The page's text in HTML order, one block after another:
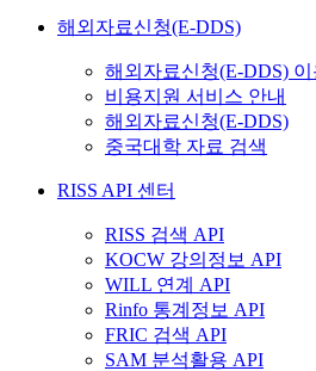
해외자료신청(E-DDS)
해외자료신청(E-DDS) 이
비용지원 서비스 안내
해외자료신청(E-DDS)
중국대학 자료 검색
RISS API 센터
RISS 검색 API
KOCW 강의정보 API
WILL 연계 API
Rinfo 통계정보 API
FRIC 검색 API
SAM 분석활용 API